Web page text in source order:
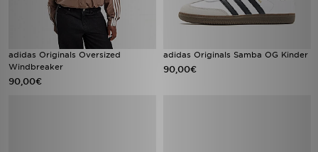
adidas Originals Oversized
Windbreaker
90,00€
adidas Originals Samba OG Kinder
90,00€